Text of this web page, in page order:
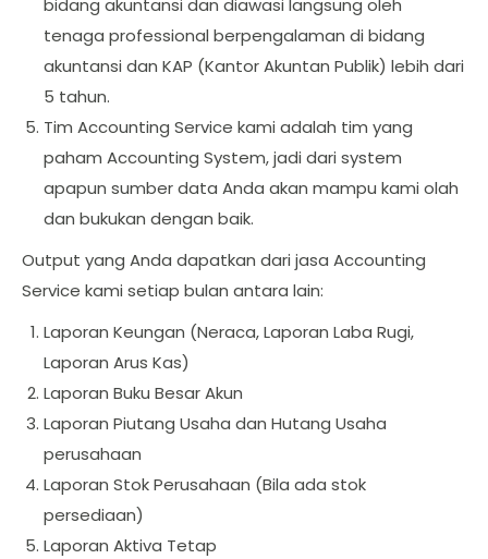
bidang akuntansi dan diawasi langsung oleh
tenaga professional berpengalaman di bidang
akuntansi dan KAP (Kantor Akuntan Publik) lebih dari
5 tahun.
Tim Accounting Service kami adalah tim yang
paham Accounting System, jadi dari system
apapun sumber data Anda akan mampu kami olah
dan bukukan dengan baik.
Output yang Anda dapatkan dari jasa Accounting
Service kami setiap bulan antara lain:
Laporan Keungan (Neraca, Laporan Laba Rugi,
Laporan Arus Kas)
Laporan Buku Besar Akun
Laporan Piutang Usaha dan Hutang Usaha
perusahaan
Laporan Stok Perusahaan (Bila ada stok
persediaan)
Laporan Aktiva Tetap